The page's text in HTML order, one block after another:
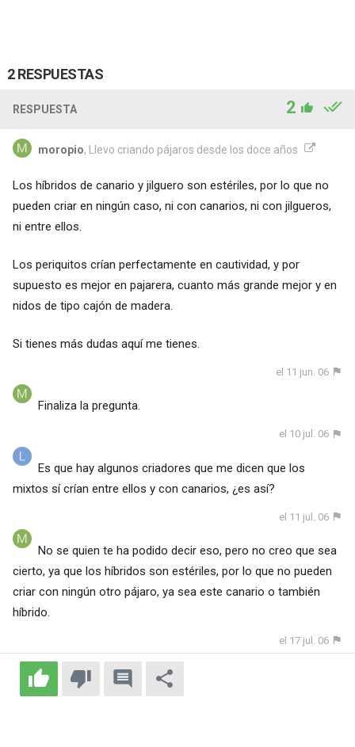
2 RESPUESTAS
RESPUESTA 2
moropio, Llevo criando pájaros desde los doce años
Los híbridos de canario y jilguero son estériles, por lo que no
pueden criar en ningún caso, ni con canarios, ni con jilgueros,
ni entre ellos.
Los periquitos crían perfectamente en cautividad, y por
supuesto es mejor en pajarera, cuanto más grande mejor y en
nidos de tipo cajón de madera.
Si tienes más dudas aquí me tienes.
el 11 jun. 06
Finaliza la pregunta.
el 10 jul. 06
Es que hay algunos criadores que me dicen que los
mixtos sí crían entre ellos y con canarios, ¿es así?
el 11 jul. 06
No se quien te ha podido decir eso, pero no creo que sea
cierto, ya que los híbridos son estériles, por lo que no pueden
criar con ningún otro pájaro, ya sea este canario o también
híbrido.
el 17 jul. 06